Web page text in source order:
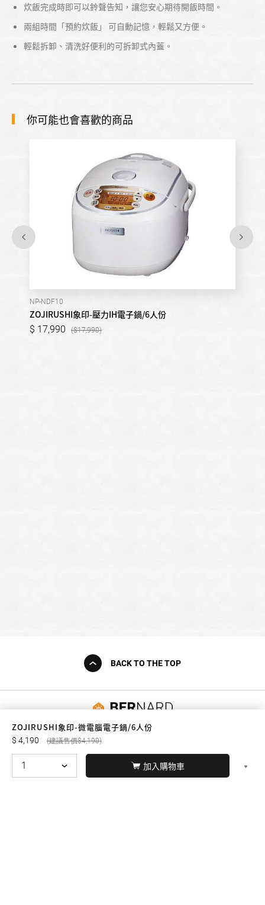
ZOJIRUSHI象印-微電腦電子鍋/6人份
4,190 4,190
加入購物車
炊飯完成時即可以鈴聲告知，讓您安心期待開飯時間。
兩組時間「預約炊飯」 可自動記憶，輕鬆又方便。
輕鬆拆卸、清洗好便利的可拆卸式內蓋。
你可能也會喜歡的商品
NP-NDF10
ZOJIRUSHI象印-壓力IH電子鍋/6人份
17,990 17,990
BACK TO THE TOP
友誠購物
© BERNARD 2021 WEBDESIGN